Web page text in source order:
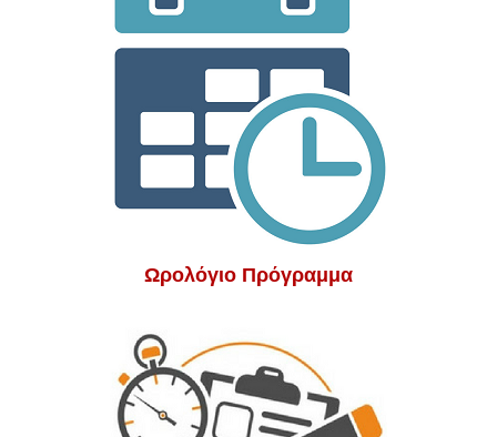
Ωρολόγιο Πρόγραμμα